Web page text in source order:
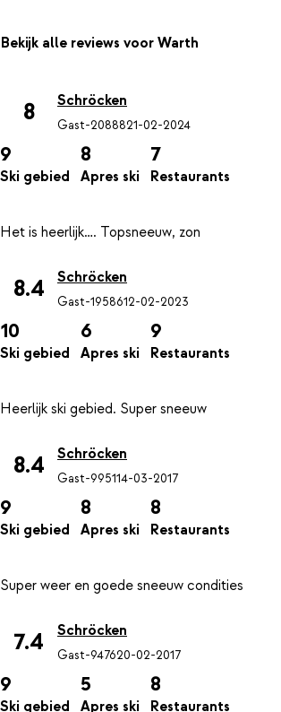
Bekijk alle reviews voor Warth
8 Schröcken
Gast-2088821-02-2024
9
Ski gebied
8
Apres ski
7
Restaurants
8.4 Schröcken
Gast-1958612-02-2023
10
Ski gebied
6
Apres ski
9
Restaurants
8.4 Schröcken
Gast-995114-03-2017
9
Ski gebied
8
Apres ski
8
Restaurants
7.4 Schröcken
Gast-947620-02-2017
9
Ski gebied
5
Apres ski
8
Restaurants